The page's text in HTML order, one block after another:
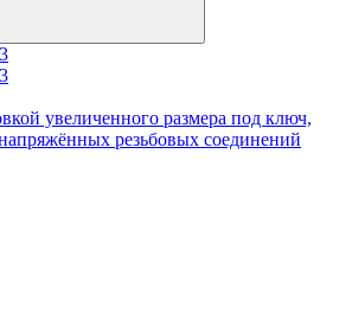
увеличенного размера под ключ,
резьбовых соединений